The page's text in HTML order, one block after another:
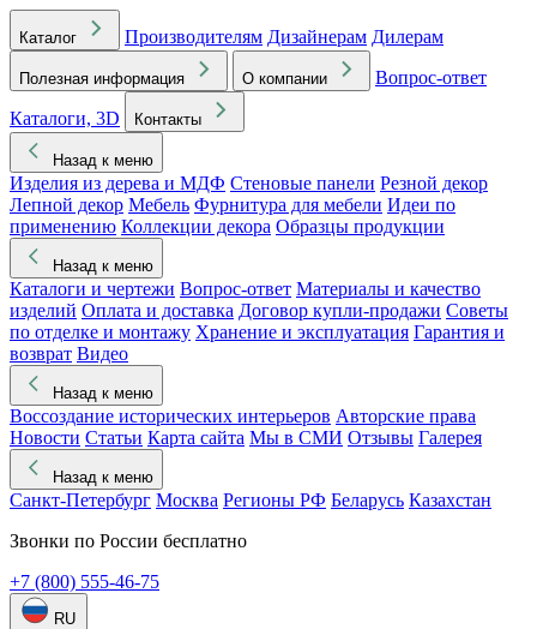
Каталог Производителям Дизайнерам Дилерам
Полезная информация О компании
Вопрос-ответ
Каталоги, 3D
Контакты
Назад к меню
Изделия из дерева и МДФ Стеновые панели Резной декор
Лепной декор Мебель Фурнитура для мебели Идеи по
применению Коллекции декора Образцы продукции
Назад к меню
Каталоги и чертежи Вопрос-ответ Материалы и качество
изделий Оплата и доставка Договор купли-продажи Советы
по отделке и монтажу Хранение и эксплуатация Гарантия и
возврат Видео
Назад к меню
Воссоздание исторических интерьеров Авторские права
Новости Статьи Карта сайта Мы в СМИ Отзывы Галерея
Назад к меню
Санкт-Петербург Москва Регионы РФ Беларусь Казахстан
Звонки по России бесплатно
+7 (800) 555-46-75
RU